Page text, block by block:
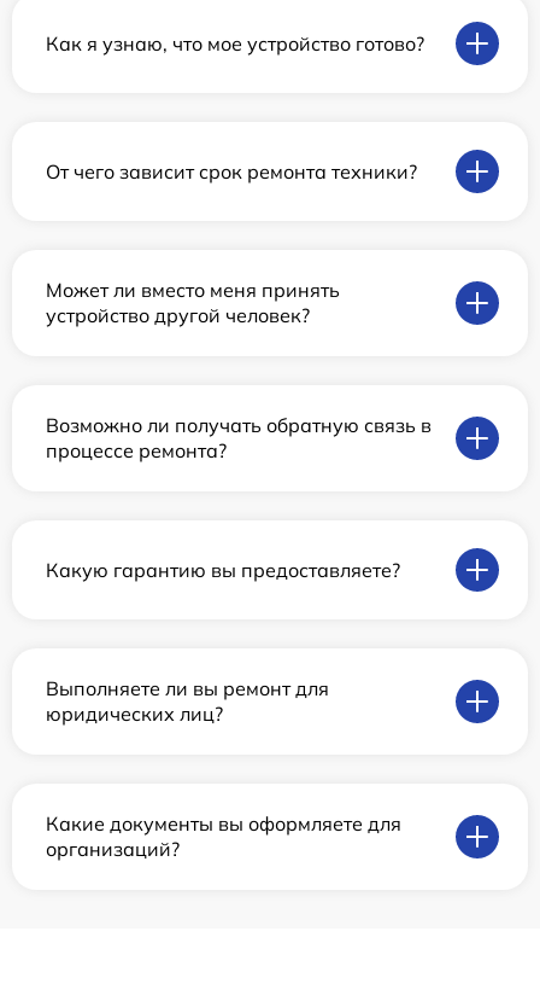
Как я узнаю, что мое устройство готово?
От чего зависит срок ремонта техники?
Может ли вместо меня принять
устройство другой человек?
Возможно ли получать обратную связь в
процессе ремонта?
Какую гарантию вы предоставляете?
Выполняете ли вы ремонт для
юридических лиц?
Какие документы вы оформляете для
организаций?